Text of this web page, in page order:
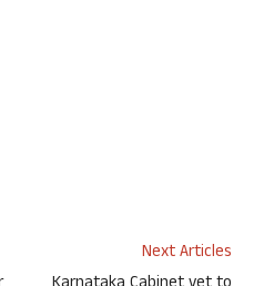
Next Articles